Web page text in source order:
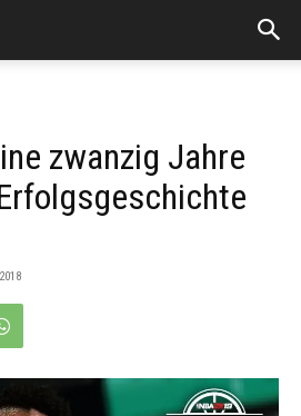
zwanzig Jahre